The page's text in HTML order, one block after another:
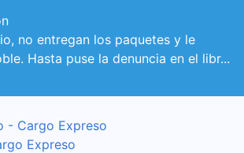
no entregan los paquetes y le
Hasta puse la denuncia en el libr...
- Cargo Expreso
Expreso